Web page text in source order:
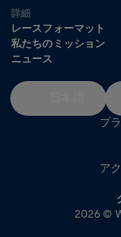
詳細
レースフォーマット
私たちのミッション
ニュース
プ
ア
2026 ©